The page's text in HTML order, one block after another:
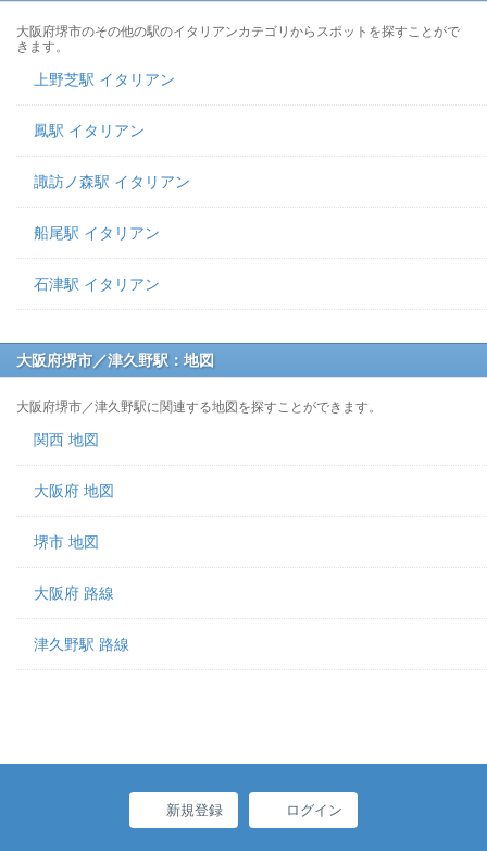
大阪府堺市のその他の駅のイタリアンカテゴリからスポットを探すことがで
きます。
上野芝駅 イタリアン
鳳駅 イタリアン
諏訪ノ森駅 イタリアン
船尾駅 イタリアン
石津駅 イタリアン
大阪府堺市／津久野駅：地図
大阪府堺市／津久野駅に関連する地図を探すことができます。
関西 地図
大阪府 地図
堺市 地図
大阪府 路線
津久野駅 路線
新規登録 ログイン